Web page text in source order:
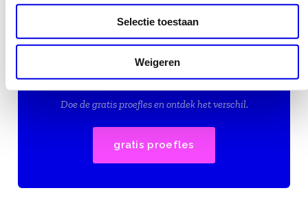
Selectie toestaan
Weigeren
Typ beter en schrijf beter
Doe de gratis proefles en ontdek het verschil.
gratis proefles